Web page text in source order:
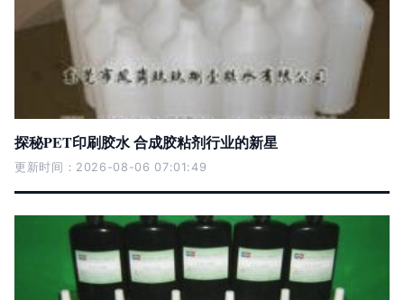
探秘PET印刷胶水 合成胶粘剂行业的新星
更新时间：2026-08-06 07:01:49